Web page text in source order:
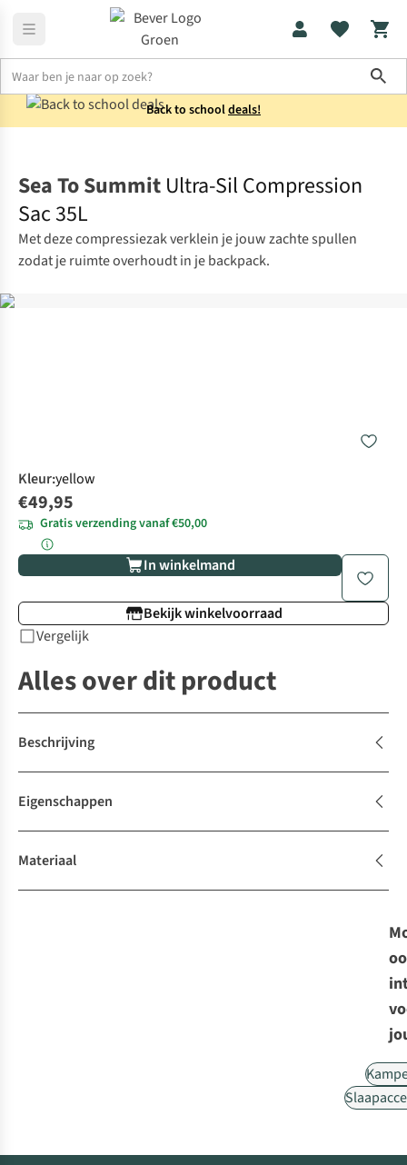
Back to schooldeals!
Sea To Summit Ultra-Sil Compression
Sac 35L
Met deze compressiezak verklein je jouw zachte spullen
zodat je ruimte overhoudt in je backpack.
Kleur:yellow
€49,95
Gratis verzending vanaf €50,00
In winkelmand
Bekijk winkelvoorraad
Vergelijk
Alles over dit product
Beschrijving
Eigenschappen
Materiaal